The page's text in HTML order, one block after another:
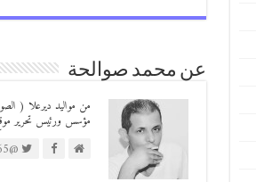
عن محمد صوالحة
مؤسس ورئيس تحرير
@https://twitter.com/sawalha1965